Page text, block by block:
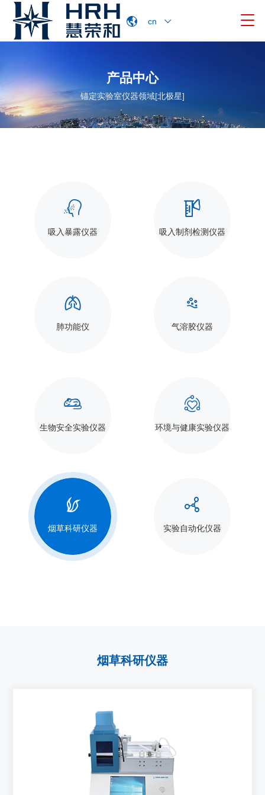
cn 
产品中心
锚定实验室仪器领域[北极星]

吸入暴露仪器

吸入制剂检测仪器

肺功能仪

气溶胶仪器

生物安全实验仪器

环境与健康实验仪器

烟草科研仪器

实验自动化仪器
烟草科研仪器